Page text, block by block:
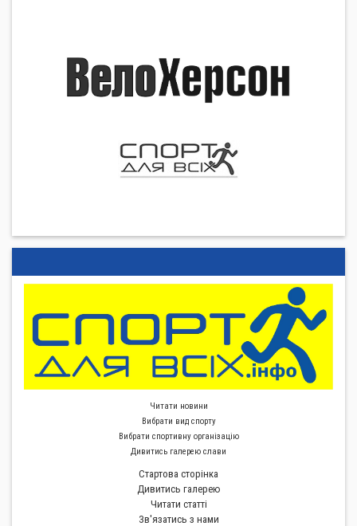
Читати новини
Вибрати вид спорту
Вибрати спортивну органiзацiю
Дивитись галерею слави
Стартова сторiнка
Дивитись галерею
Читати статті
Зв'язатись з нами